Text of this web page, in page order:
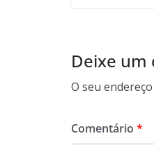
Deixe
O seu
Comentário *